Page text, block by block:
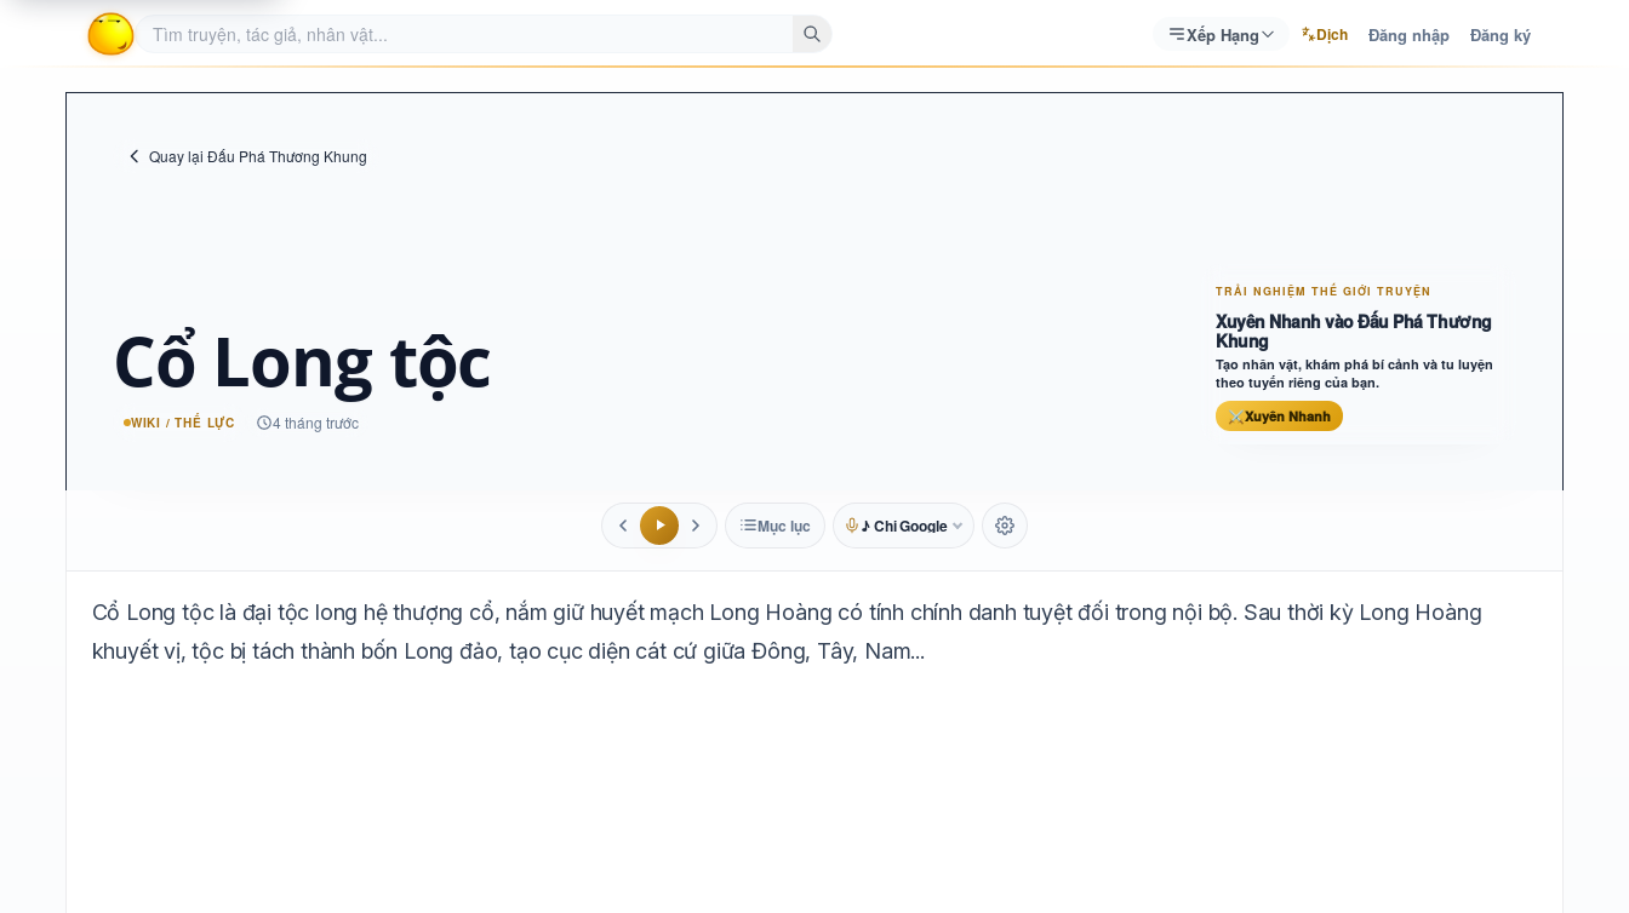
Xếp Hạng Dịch Đăng nhập Đăng ký
Quay lại Đấu Phá Thương Khung
Cổ Long tộc
WIKI / THẾ LỰC 4 tháng trước
TRẢI NGHIỆM THẾ GIỚI TRUYỆN
Xuyên Nhanh vào Đấu Phá Thương
Khung
Tạo nhân vật, khám phá bí cảnh và tu luyện
theo tuyến riêng của bạn.
⚔Xuyên Nhanh
Mục lục ♪ Chị Google
Trắng Ngà Ghi
Cổ Long tộc là đại tộc long hệ thượng cổ, nắm giữ huyết mạch Long Hoàng có tính chính danh tuyệt đối trong nội bộ. Sau thời kỳ Long Hoàng
khuyết vị, tộc bị tách thành bốn Long đảo, tạo cục diện cát cứ giữa Đông, Tây, Nam...